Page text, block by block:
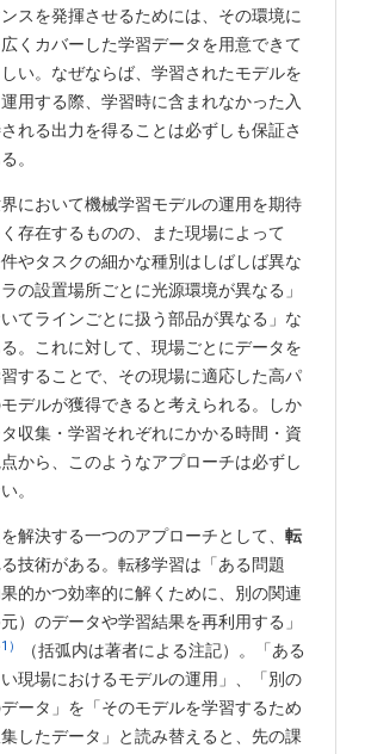
スを発揮させるためには、その環境に
くカバーした学習データを用意できて
い。なぜならば、学習されたモデルを
用する際、学習時に含まれなかった入
れる出力を得ることは必ずしも保証さ
。
において機械学習モデルの運用を期待
存在するものの、また現場によって
やタスクの細かな種別はしばしば異な
の設置場所ごとに光源環境が異なる」
いてラインごとに扱う部品が異なる」な
。これに対して、現場ごとにデータを
することで、その現場に適応した高パ
デルが獲得できると考えられる。しか
収集・学習それぞれにかかる時間・資
から、このようなアプローチは必ずし
。
解決する一つのアプローチとして、 転
技術がある。転移学習は「ある問題
果的かつ効率的に解くために、別の関連
）のデータや学習結果を再利用する」
1）
（括弧内は著者による注記）。「ある
現場におけるモデルの運用」、「別の
ータ」を「そのモデルを学習するため
したデータ」と読み替えると、先の課